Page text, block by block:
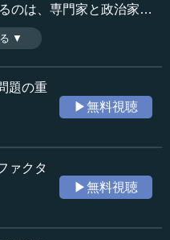
のは、専門家と政治家、
の関係である。つまり、
いうのは、政治家にとっ
第4話）
ツTV編集長）
も積極的に新たな取り
▼
題の重
▶無料視聴
ァクタ
▶無料視聴